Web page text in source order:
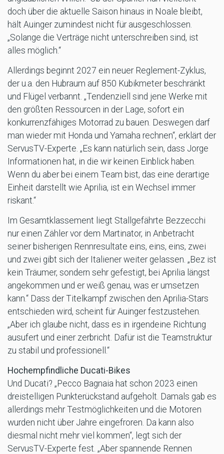
doch über die aktuelle Saison hinaus in Noale bleibt,
hält Auinger zumindest nicht für ausgeschlossen.
„Solange die Verträge nicht unterschreiben sind, ist
alles möglich.“
Allerdings beginnt 2027 ein neuer Reglement-Zyklus,
der u.a. den Hubraum auf 850 Kubikmeter beschränkt
und Flügel verbannt. „Tendenziell sind jene Werke mit
den größten Ressourcen in der Lage, sofort ein
konkurrenzfähiges Motorrad zu bauen. Deswegen darf
man wieder mit Honda und Yamaha rechnen“, erklärt der
ServusTV-Experte. „Es kann natürlich sein, dass Jorge
Informationen hat, in die wir keinen Einblick haben.
Wenn du aber bei einem Team bist, das eine derartige
Einheit darstellt wie Aprilia, ist ein Wechsel immer
riskant.“
Im Gesamtklassement liegt Stallgefährte Bezzecchi
nur einen Zähler vor dem Martinator, in Anbetracht
seiner bisherigen Rennresultate eins, eins, eins, zwei
und zwei gibt sich der Italiener weiter gelassen. „Bez ist
kein Träumer, sondern sehr gefestigt, bei Aprilia längst
angekommen und er weiß genau, was er umsetzen
kann.“ Dass der Titelkampf zwischen den Aprilia-Stars
entschieden wird, scheint für Auinger festzustehen.
„Aber ich glaube nicht, dass es in irgendeine Richtung
ausufert und einer zerbricht. Dafür ist die Teamstruktur
zu stabil und professionell.“
Hochempfindliche Ducati-Bikes
Und Ducati? „Pecco Bagnaia hat schon 2023 einen
dreistelligen Punkterückstand aufgeholt. Damals gab es
allerdings mehr Testmöglichkeiten und die Motoren
wurden nicht über Jahre eingefroren. Da kann also
diesmal nicht mehr viel kommen“, legt sich der
ServusTV-Experte fest. „Aber spannende Rennen